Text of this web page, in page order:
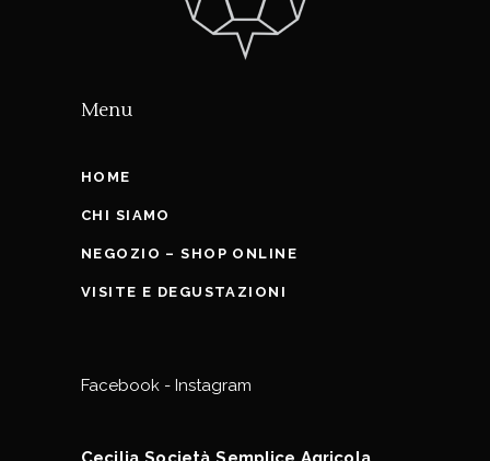
Menu
HOME
CHI SIAMO
NEGOZIO – SHOP ONLINE
VISITE E DEGUSTAZIONI
Facebook - Instagram